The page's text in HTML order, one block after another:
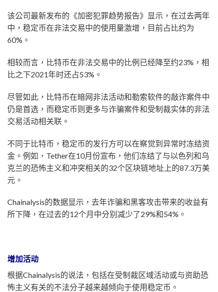
该公司最新发布的《加密犯罪趋势报告》显示，在过去两年
中，稳定币在非法交易中的使用量激增，目前占比约为
60%。
相较而言，比特币在非法交易中的比例已经降至约23%，相
比之下2021年时还占53%。
尽管如此，比特币在暗网非法活动和勒索软件的敲诈案件中
仍是首选，而稳定币则更多与诈骗案件和受制裁实体的非法
交易活动相关联。
不同于比特币，稳定币的发行方可以在察觉到异常时冻结资
金。例如，Tether在10月份宣布，他们冻结了与以色列和乌
克兰的恐怖主义和冲突相关的32个区块链地址上的87.3万美
元。
Chainalysis的数据显示，去年诈骗和黑客攻击带来的收益有
所下降，在过去的12个月中分别减少了29%和54%。
增加活动
根据Chainalysis的说法，包括在受制裁区域活动或与资助恐
怖主义有关的不法分子越来越倾向于使用稳定币。